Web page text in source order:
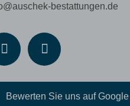
bestattungen.de
Bewerten Sie uns auf Google